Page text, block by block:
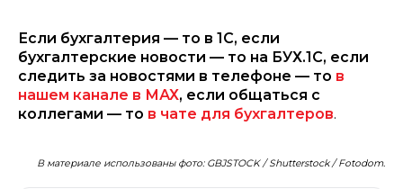
Если бухгалтерия — то в 1С, если
бухгалтерские новости — то на БУХ.1С, если
следить за новостями в телефоне — то в
нашем канале в МАХ, если общаться с
коллегами — то в чате для бухгалтеров.
В материале использованы фото: GBJSTOCK / Shutterstock / Fotodom.